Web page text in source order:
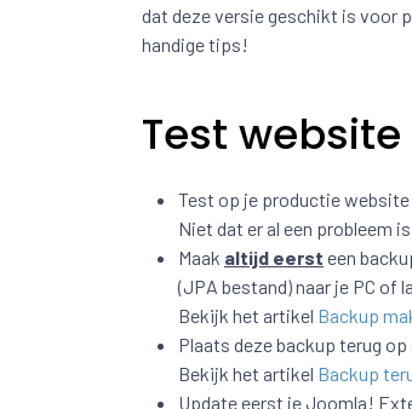
dat deze versie geschikt is voor
handige tips!
Test
Test op je productie
Niet dat er al een probleem
Maak altijd eerst een
(JPA bestand) naar je PC of
Bekijk het artikel Backup
Plaats deze backup terug
Bekijk het artikel Backup
Update eerst je Joomla!